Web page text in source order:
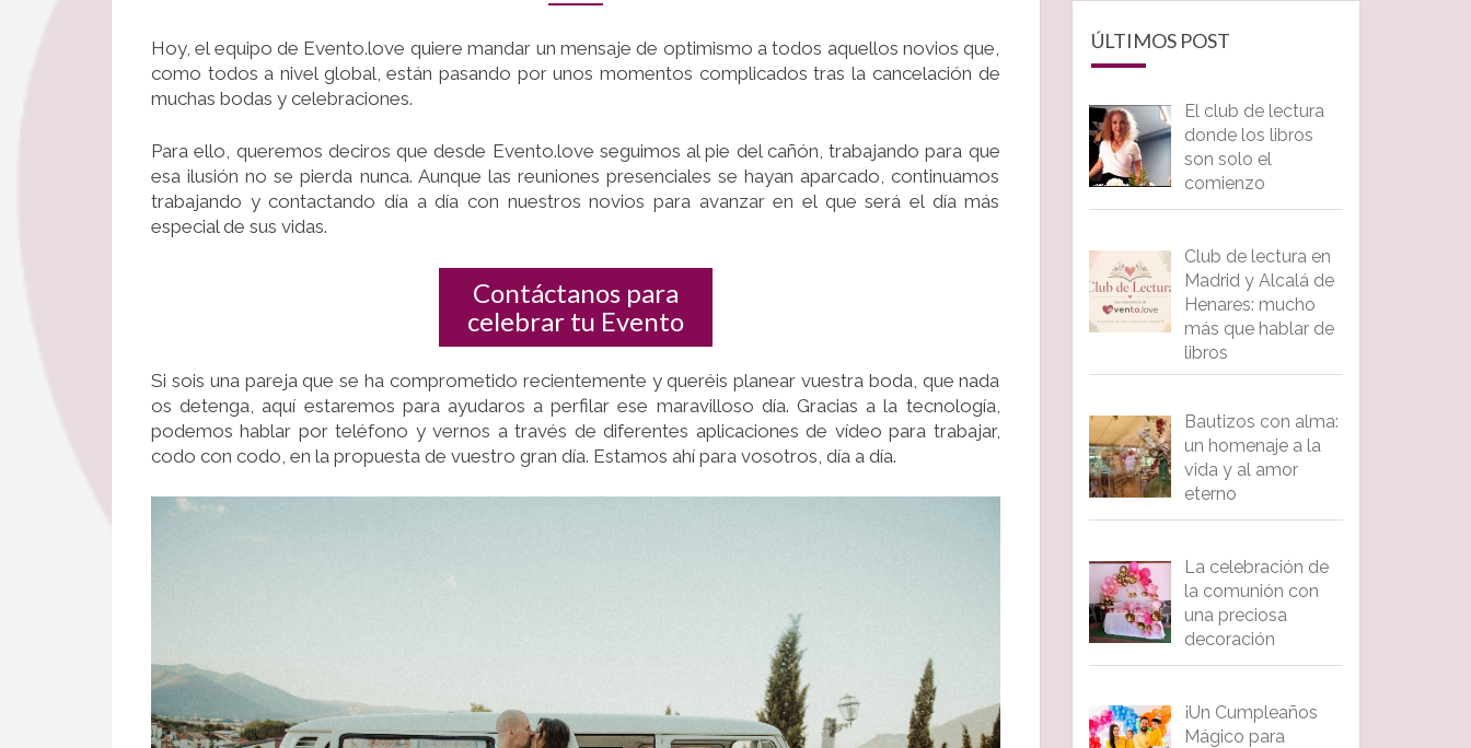
QUE
PUEDES
ADELANTAR
CUARENTENA
Hoy, el equipo de Evento.love quiere mandar un mensaje de optimismo a todos aquellos novios que,
como todos a nivel global, están pasando por unos momentos complicados tras la cancelación de
muchas bodas y celebraciones.
Para ello, queremos deciros que desde Evento.love seguimos al pie del cañón, trabajando para que
esa ilusión no se pierda nunca. Aunque las reuniones presenciales se hayan aparcado, continuamos
trabajando y contactando día a día con nuestros novios para avanzar en el que será el día más
especial de sus vidas.
Contáctanos para
celebrar tu Evento
Si sois una pareja que se ha comprometido recientemente y queréis planear vuestra boda, que nada
os detenga, aquí estaremos para ayudaros a perfilar ese maravilloso día. Gracias a la tecnología,
podemos hablar por teléfono y vernos a través de diferentes aplicaciones de vídeo para trabajar,
codo con codo, en la propuesta de vuestro gran día. Estamos ahí para vosotros, día a día.
ÚLTIMOS POST
El club de lectura
donde los libros
son solo el
comienzo
Club de lectura en
Madrid y Alcalá de
Henares: mucho
más que hablar de
libros
Bautizos con alma:
un homenaje a la
vida y al amor
eterno
La celebración de
la comunión con
una preciosa
decoración
¡Un Cumpleaños
Mágico para